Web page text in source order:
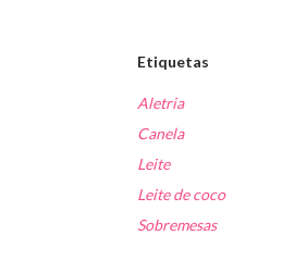
Etiquetas
Aletria
Canela
Leite
Leite de coco
Sobremesas